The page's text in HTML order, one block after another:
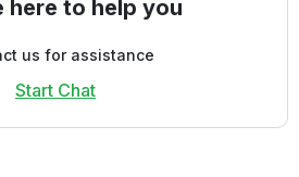
here to help you
us for assistance
Start Chat